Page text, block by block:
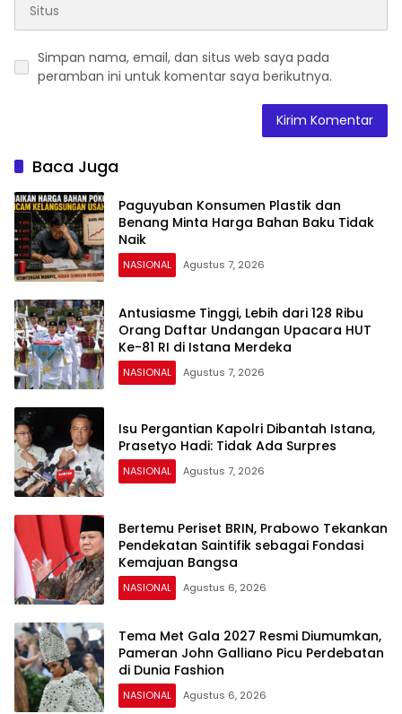
Simpan nama, email, dan situs web saya pada
peramban ini untuk komentar saya berikutnya.
Baca Juga
Paguyuban Konsumen Plastik dan
Benang Minta Harga Bahan Baku Tidak
Naik
NASIONAL Agustus 7, 2026
Antusiasme Tinggi, Lebih dari 128 Ribu
Orang Daftar Undangan Upacara HUT
Ke-81 RI di Istana Merdeka
NASIONAL Agustus 7, 2026
Isu Pergantian Kapolri Dibantah Istana,
Prasetyo Hadi: Tidak Ada Surpres
NASIONAL Agustus 7, 2026
Bertemu Periset BRIN, Prabowo Tekankan
Pendekatan Saintifik sebagai Fondasi
Kemajuan Bangsa
NASIONAL Agustus 6, 2026
Tema Met Gala 2027 Resmi Diumumkan,
Pameran John Galliano Picu Perdebatan
di Dunia Fashion
NASIONAL Agustus 6, 2026